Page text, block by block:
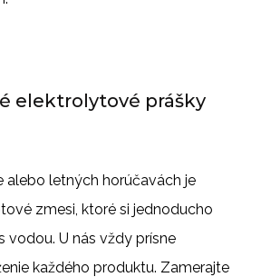
elektrolytové prášky
alebo letných horúčavách je
zmesi, ktoré si jednoducho
vodou. U nás vždy prísne
každého produktu. Zamerajte